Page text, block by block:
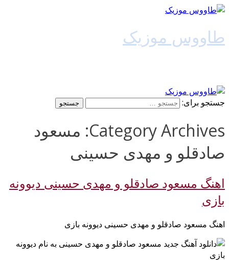
طاووس موزیک
جستجو برای:
Category Archives: مسعود
صادقلو و مهدی حسینی
اهنگ مسعود صادقلو و مهدی حسینی دیوونه
بازی
اهنگ مسعود صادقلو و مهدی حسینی دیوونه بازی